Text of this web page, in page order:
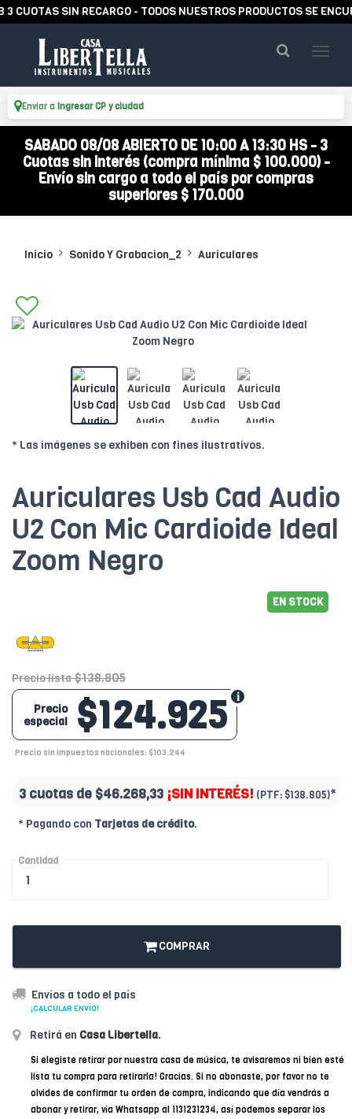
SIN RECARGO - TODOS NUESTROS PRODUCTOS SE
Enviar a Ingresar CP y ciudad
SABADO 08/08 ABIERTO DE 10:00 A 13:30 HS - 3
Cuotas sin interés (compra mínima $ 100.000) -
Envío sin cargo a todo el país por compras
superiores $ 170.000
Inicio Sonido Y Grabacion_2 Auriculares
* Las imágenes se exhiben con fines ilustrativos.
Auriculares Usb Cad Audio
U2 Con Mic Cardioide Ideal
Zoom Negro
EN STOCK
Precio lista $138.805
$124.925
Precio
especial
Precio sin impuestos nacionales: $103.244
3 cuotas de $46.268,33 ¡SIN INTERÉS! (PTF: $138.805)*
* Pagando con Tarjetas de crédito.
Cantidad
COMPRAR
Envíos a todo el país
¡CALCULAR ENVÍO!
Retirá en Casa Libertella.
Si elegiste retirar por nuestra casa de música, te avisaremos ni bien esté
lista tu compra para retirarla! Gracias. Si no abonaste, por favor no te
olvides de confirmar tu orden de compra, indicando que día vendrás a
abonar y retirar, vía Whatsapp al 1131231234, así podemos separar los